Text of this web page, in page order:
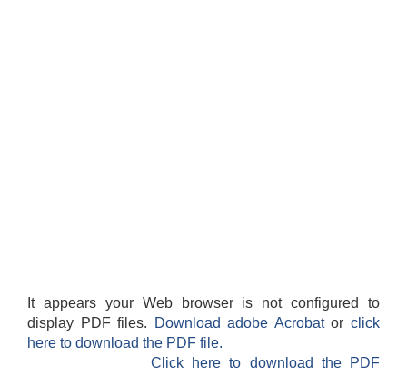
It appears your Web browser is not configured to
display PDF files.
Download adobe Acrobatorclick
here to download the PDF file.
Click here to download the PDF